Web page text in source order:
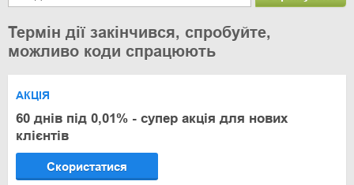
Термін дії закінчився, спробуйте,
можливо коди спрацюють
АКЦІЯ
60 днів під 0,01% - супер акція для нових
клієнтів
Скористатися